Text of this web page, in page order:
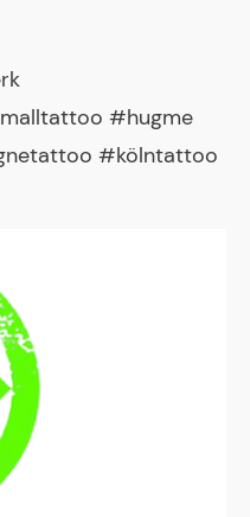
#hugme
#kölntattoo